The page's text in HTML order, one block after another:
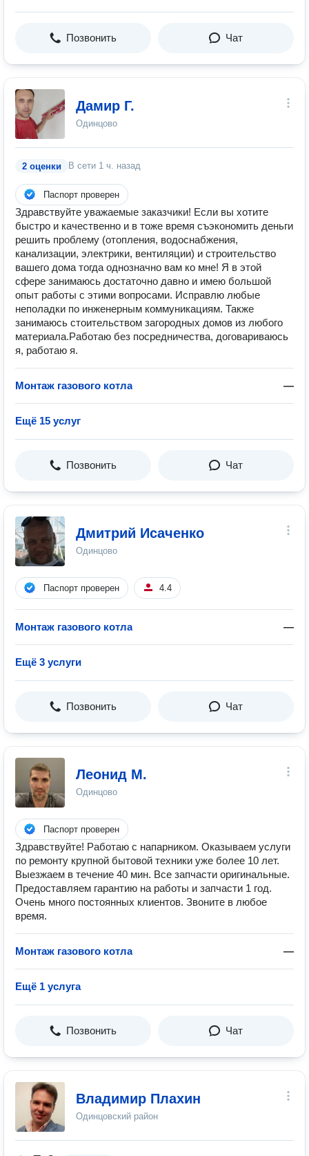
Позвонить Чат
Дамир Г.
Одинцово
2 оценки В сети 1 ч. назад
Паспорт проверен
Здравствуйте уважаемые заказчики! Если вы хотите
быстро и качественно и в тоже время съэкономить деньги
решить проблему (отопления, водоснабжения,
канализации, электрики, вентиляции) и строительство
вашего дома тогда однозначно вам ко мне! Я в этой
сфере занимаюсь достаточно давно и имею большой
опыт работы с этими вопросами. Исправлю любые
неполадки по инженерным коммуникациям. Также
занимаюсь стоительством загородных домов из любого
материала.Работаю без посредничества, договариваюсь
я, работаю я.
Монтаж газового котла —
Ещё 15 услуг
Позвонить Чат
Дмитрий Исаченко
Одинцово
Паспорт проверен 4.4
Монтаж газового котла —
Ещё 3 услуги
Позвонить Чат
Леонид М.
Одинцово
Паспорт проверен
Здравствуйте! Работаю с напарником. Оказываем услуги
по ремонту крупной бытовой техники уже более 10 лет.
Выезжаем в течение 40 мин. Все запчасти оригинальные.
Предоставляем гарантию на работы и запчасти 1 год.
Очень много постоянных клиентов. Звоните в любое
время.
Монтаж газового котла —
Ещё 1 услуга
Позвонить Чат
Владимир Плахин
Одинцовский район